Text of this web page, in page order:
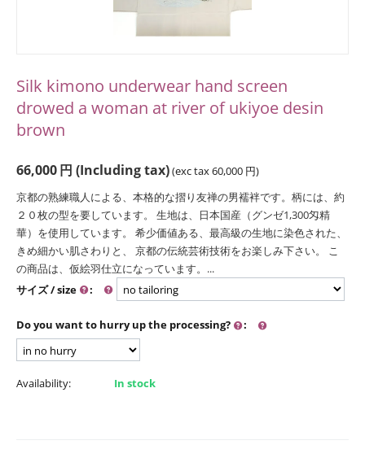
Silk kimono underwear hand screen
drowed a woman at river of ukiyoe desin
brown
66,000円 (Including tax)(exc tax60,000 円)
京都の熟練職人による、本格的な摺り友禅の男襦袢です。柄には、約
２０枚の型を要しています。 生地は、日本国産（グンゼ1,300匁精
華）を使用しています。 希少価値ある、最高級の生地に染色された、
きめ細かい肌さわりと、 京都の伝統芸術技術をお楽しみ下さい。 こ
の商品は、仮絵羽仕立になっています。...
サイズ / size
:
Do you want to hurry up the processing? :
Availability: In stock